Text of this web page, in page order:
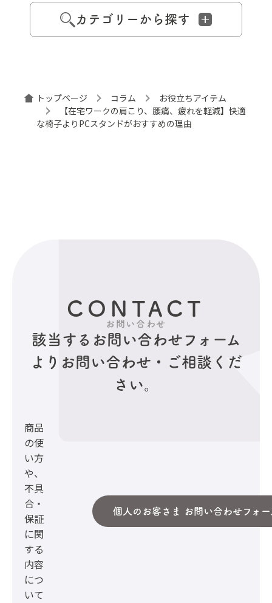
カテゴリーから探す
トップページ コラム
お役立ちアイテム
【在宅ワークの肩こり、腰痛、疲れを軽減】快適
な椅子よりPCスタンドがおすすめの理由
CONTACT
お問い合わせ
該当するお問い合わせフォーム
より お問い合わせ・ご相談くだ
さい。
商品
の使
い方
や、
不具
合・
保証
に関
する
内容
につ
いて
個人のお客さま お問い合わせフォー